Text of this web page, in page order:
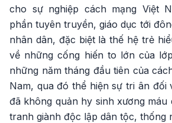
cho sự nghiệp cách mạng Việt
phần tuyên truyền, giáo dục tới
nhân dân, đặc biệt là thế hệ trẻ
về những cống hiến to lớn của
những năm tháng đầu tiên của
Nam, qua đó thể hiện sự tri ân đối
đã không quản hy sinh xương máu
tranh giành độc lập dân tộc, thống